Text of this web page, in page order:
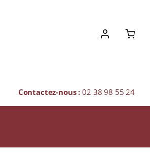
Contactez-nous :02 38 98 55 24